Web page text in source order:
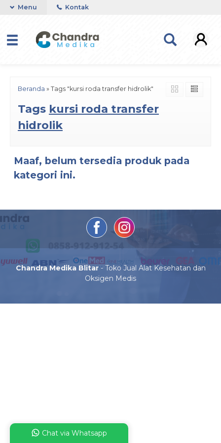
Menu Kontak
Beranda » Tags "kursi roda transfer hidrolik"
Tags kursi roda transfer
hidrolik
Maaf, belum tersedia produk pada
kategori ini.
Chandra Medika Blitar- Toko Jual Alat Kesehatan dan
Oksigen Medis
Chat via Whatsapp